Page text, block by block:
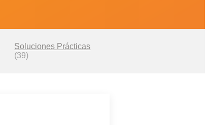
Soluciones Prácticas
(39)